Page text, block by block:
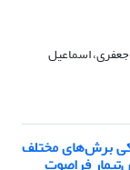
اسماعیل
برش‌های مختلف
فراصوت